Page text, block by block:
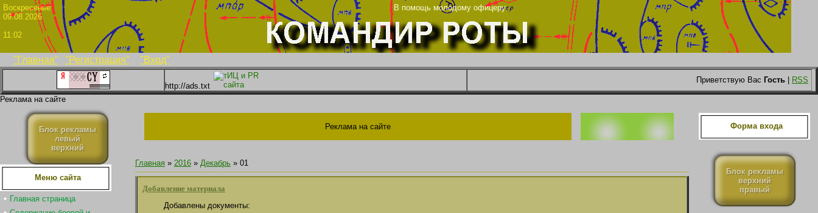
"Главная" "Регистрация" "Вход"
Воскресенье В помощь молодому офицеру
09.08.2026
11:02
http://ads.txt
Приветствую Вас Гость RSS
Реклама на сайте
Блок рекламы
левый
верхний
Меню сайта
Главная страница
Реклама на сайте
Главная » 2016 » Декабрь » 01
Добавление материала
Добавлены документы:
Форма входа
Блок рекламы
верхний
правый